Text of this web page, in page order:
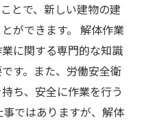
とで、新しい建物の建
ができます。 解体作業
に関する専門的な知識
す。また、労働安全衛
ち、安全に作業を行う
ではありますが、解体